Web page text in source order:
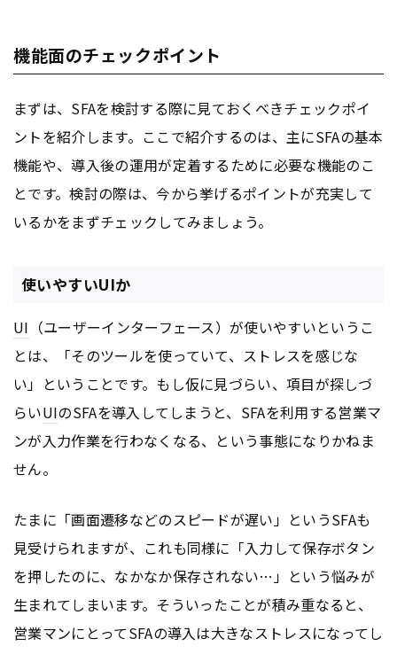
機能面のチェックポイント
まずは、SFAを検討する際に見ておくべきチェックポイ
ントを紹介します。ここで紹介するのは、主にSFAの基本
機能や、導入後の運用が定着するために必要な機能のこ
とです。検討の際は、今から挙げるポイントが充実して
いるかをまずチェックしてみましょう。
使いやすいUIか
UI （ユーザーインターフェース）が使いやすいというこ
とは、「そのツールを使っていて、ストレスを感じな
い」ということです。もし仮に見づらい、項目が探しづ
らいUIのSFAを導入してしまうと、SFAを利用する営業マ
ンが入力作業を行わなくなる、という事態になりかねま
せん。
たまに「画面遷移などのスピードが遅い」というSFAも
見受けられますが、これも同様に「入力して保存ボタン
を押したのに、なかなか保存されない…」という悩みが
生まれてしまいます。そういったことが積み重なると、
営業マンにとってSFAの導入は大きなストレスになってし